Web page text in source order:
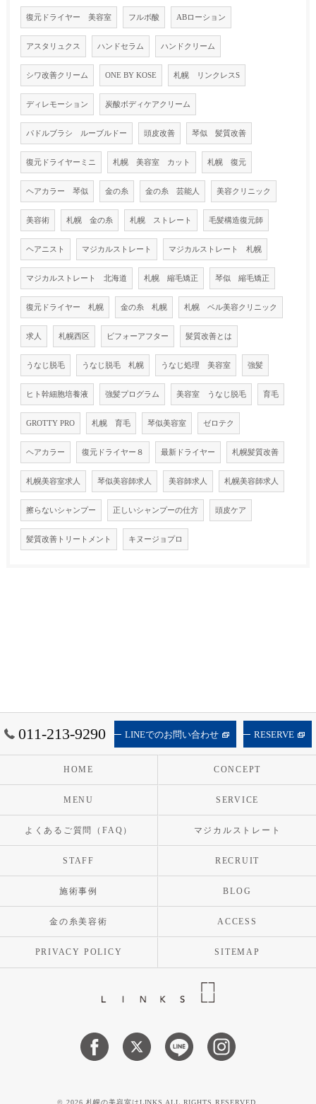
復元ドライヤー 美容室 フルボ酸 ABローション
アスタリュクス ハンドセラム ハンドクリーム
シワ改善クリーム ONE BY KOSE 札幌 リンクレスS
ディレモーション 炭酸ボディケアクリーム
パドルブラシ ルーブルドー 頭皮改善 琴似 髪質改善
復元ドライヤーミニ 札幌 美容室 カット 札幌 復元
ヘアカラー 琴似 金の糸 金の糸 芸能人 美容クリニック
美容術 札幌 金の糸 札幌 ストレート 毛髪構造復元師
ヘアニスト マジカルストレート マジカルストレート 札幌
マジカルストレート 北海道 札幌 縮毛矯正 琴似 縮毛矯正
復元ドライヤー 札幌 金の糸 札幌 札幌 ベル美容クリニック
求人 札幌西区 ビフォーアフター 髪質改善とは
うなじ脱毛 うなじ脱毛 札幌 うなじ処理 美容室 強髪
ヒト幹細胞培養液 強髪プログラム 美容室 うなじ脱毛 育毛
GROTTY PRO 札幌 育毛 琴似美容室 ゼロテク
ヘアカラー 復元ドライヤー８ 最新ドライヤー 札幌髪質改善
札幌美容室求人 琴似美容師求人 美容師求人 札幌美容師求人
擦らないシャンプー 正しいシャンプーの仕方 頭皮ケア
髪質改善トリートメント キヌージョプロ
011-213-9290 LINEでのお問い合わせ RESERVE
HOME CONCEPT
MENU SERVICE
よくあるご質問（FAQ） マジカルストレート
STAFF RECRUIT
施術事例 BLOG
金の糸美容術 ACCESS
PRIVACY POLICY SITEMAP
© 2026 札幌の美容室はLINKS ALL RIGHTS RESERVED.